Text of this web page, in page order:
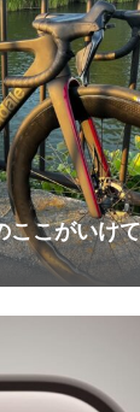
ここがいけ